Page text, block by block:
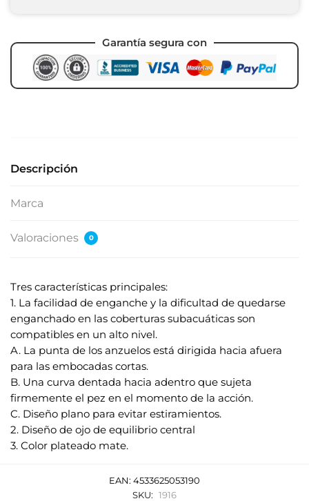
Garantía segura con
Descripción
Marca
Valoraciones 0
Tres características principales:
1. La facilidad de enganche y la dificultad de quedarse
enganchado en las coberturas subacuáticas son
compatibles en un alto nivel.
A. La punta de los anzuelos está dirigida hacia afuera
para las embocadas cortas.
B. Una curva dentada hacia adentro que sujeta
firmemente el pez en el momento de la acción.
C. Diseño plano para evitar estiramientos.
2. Diseño de ojo de equilibrio central
3. Color plateado mate.
EAN: 4533625053190
SKU: 1916